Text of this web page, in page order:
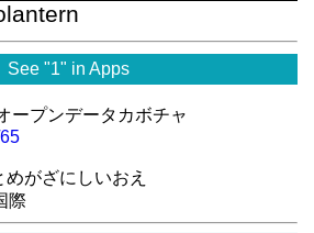
See "1" in Apps
ープンデータカボチャ
がざにしいおえ
際